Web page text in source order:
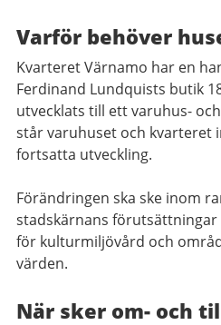
Varför behöver
Kvarteret Värnamo har en
Ferdinand Lundquists butik
utvecklats till ett varuhus-
står varuhuset och kvarteret
fortsatta utveckling.
Förändringen ska ske inom
stadskärnans
för kulturmiljövård och
värden.
När sker om- och